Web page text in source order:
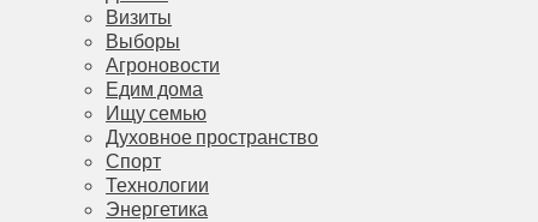
Визиты
Выборы
Агроновости
Едим дома
Ищу семью
Духовное пространство
Спорт
Технологии
Энергетика